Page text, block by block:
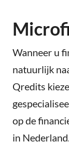
Wanneer u
natuurlijk
Qredits
op de
in Nederland.